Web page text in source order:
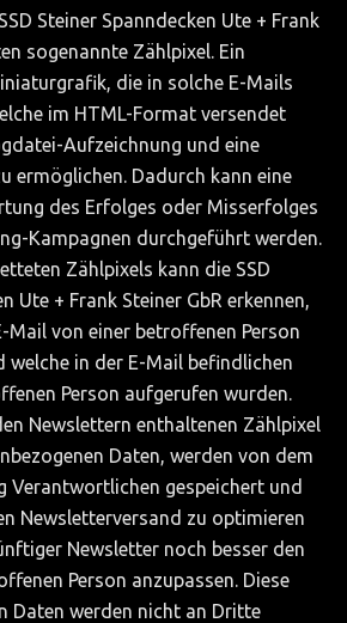
Steiner Spanndecken Ute + Frank
sogenannte Zählpixel. Ein
die in solche E-Mails
im HTML-Format versendet
Aufzeichnung und eine
ermöglichen. Dadurch kann eine
des Erfolges oder Misserfolges
Kampagnen durchgeführt werden.
Zählpixels kann die SSD
Ute + Frank Steiner GbR erkennen,
Mail von einer betroffenen Person
welche in der E-Mail befindlichen
Person aufgerufen wurden.
Newslettern enthaltenen Zählpixel
Daten, werden von dem
Verantwortlichen gespeichert und
Newsletterversand zu optimieren
Newsletter noch besser den
Person anzupassen. Diese
Daten werden nicht an Dritte